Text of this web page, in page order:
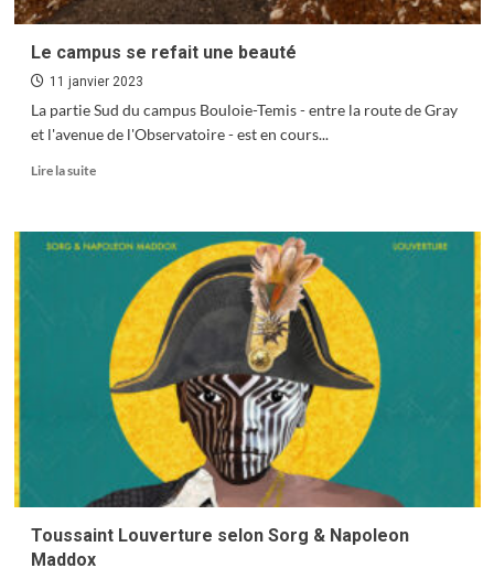
Le campus se refait une beauté
11 janvier 2023
La partie Sud du campus Bouloie-Temis - entre la route de Gray
et l'avenue de l'Observatoire - est en cours...
Lire la suiteEn
sur
Le
refait
une
beauté
Toussaint Louverture selon Sorg & Napoleon
Maddox